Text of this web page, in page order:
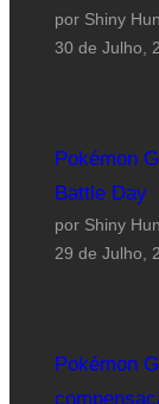
por Shiny
30 de Julho,
Pokémon
Battle Day
por Shiny
29 de Julho,
Pokémon